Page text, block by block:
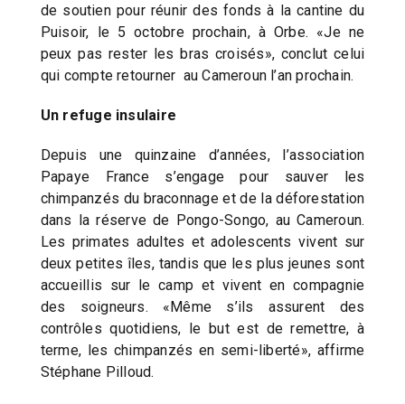
de soutien pour réunir des fonds à la cantine du
Puisoir, le 5 octobre prochain, à Orbe. «Je ne
peux pas rester les bras croisés», conclut celui
qui compte retourner au Cameroun l’an prochain.
Un refuge insulaire
Depuis une quinzaine d’années, l’association
Papaye France s’engage pour sauver les
chimpanzés du braconnage et de la déforestation
dans la réserve de Pongo-Songo, au Cameroun.
Les primates adultes et adolescents vivent sur
deux petites îles, tandis que les plus jeunes sont
accueillis sur le camp et vivent en compagnie
des soigneurs. «Même s’ils assurent des
contrôles quotidiens, le but est de remettre, à
terme, les chimpanzés en semi-liberté», affirme
Stéphane Pilloud.